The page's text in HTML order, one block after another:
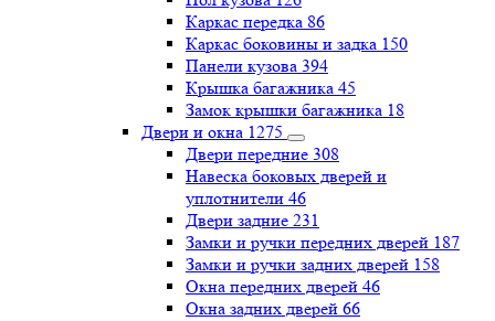
Каркас передка 86
Каркас боковины и задка 150
Панели кузова 394
Крышка багажника 45
Замок крышки багажника 18
Двери и окна 1275
Двери передние 308
Навеска боковых дверей и
уплотнители 46
Двери задние 231
Замки и ручки передних дверей 187
Замки и ручки задних дверей 158
Окна передних дверей 46
Окна задних дверей 66